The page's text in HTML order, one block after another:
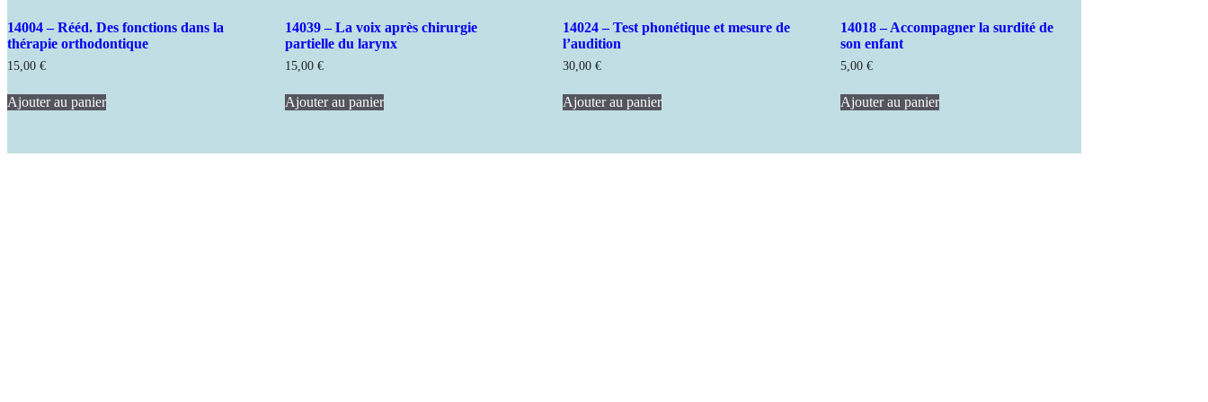
14004 – Rééd. Des fonctions dans la
thérapie orthodontique
15,00 €
Ajouter au panier
14039 – La voix après chirurgie
partielle du larynx
15,00 €
Ajouter au panier
14024 – Test phonétique et mesure de
l’audition
30,00 €
Ajouter au panier
14018 – Accompagner la surdité de
son enfant
5,00 €
Ajouter au panier